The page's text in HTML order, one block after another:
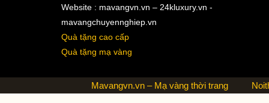
Website : mavangvn.vn – 24kluxury.vn -
mavangchuyennghiep.vn
Quà tặng cao cấp
Quà tặng mạ vàng
Mavangvn.vn – Mạ vàng thời trang